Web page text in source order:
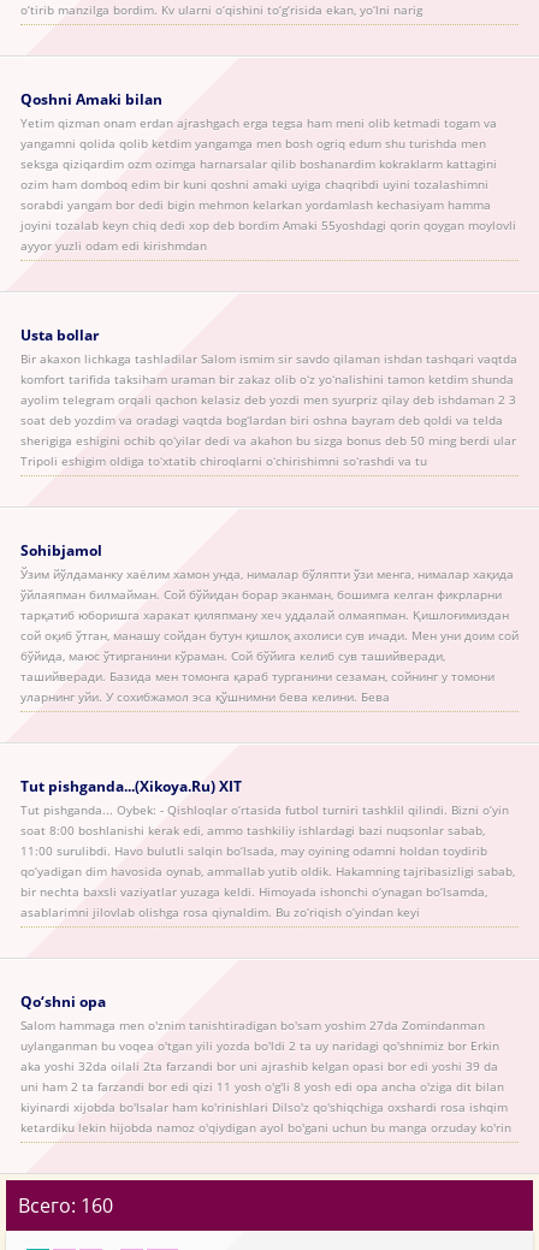
o‘tirib manzilga bordim. Kv ularni o‘qishini to‘g‘risida ekan, yo‘lni narig
Qoshni Amaki bilan
Yetim qizman onam erdan ajrashgach erga tegsa ham meni olib ketmadi togam va
yangamni qolida qolib ketdim yangamga men bosh ogriq edum shu turishda men
seksga qiziqardim ozm ozimga harnarsalar qilib boshanardim kokraklarm kattagini
ozim ham domboq edim bir kuni qoshni amaki uyiga chaqribdi uyini tozalashimni
sorabdi yangam bor dedi bigin mehmon kelarkan yordamlash kechasiyam hamma
joyini tozalab keyn chiq dedi xop deb bordim Amaki 55yoshdagi qorin qoygan moylovli
ayyor yuzli odam edi kirishmdan
Usta bollar
Bir akaxon lichkaga tashladilar Salom ismim sir savdo qilaman ishdan tashqari vaqtda
komfort tarifida taksiham uraman bir zakaz olib oʻz yoʻnalishini tamon ketdim shunda
ayolim telegram orqali qachon kelasiz deb yozdi men syurpriz qilay deb ishdaman 2 3
soat deb yozdim va oradagi vaqtda bogʻlardan biri oshna bayram deb qoldi va telda
sherigiga eshigini ochib qoʻyilar dedi va akahon bu sizga bonus deb 50 ming berdi ular
Tripoli eshigim oldiga toʻxtatib chiroqlarni oʻchirishimni soʻrashdi va tu
Sohibjamol
Ўзим йўлдаманку хаёлим хамон унда, нималар бўляпти ўзи менга, нималар хақида
ўйлаяпман билмайман. Сой бўйидан борар эканман, бошимга келган фикрларни
тарқатиб юборишга харакат қиляпману хеч уддалай олмаяпман. Қишлоғимиздан
сой оқиб ўтган, манашу сойдан бутун қишлоқ ахолиси сув ичади. Мен уни доим сой
бўйида, маюс ўтирганини кўраман. Сой бўйига келиб сув ташийверади,
ташийверади. Базида мен томонга қараб турганини сезаман, сойнинг у томони
уларнинг уйи. У сохибжамол эса қўшнимни бева келини. Бева
Tut pishganda...(Xikoya.Ru) XIT
Tut pishganda... Oybek: - Qishloqlar o‘rtasida futbol turniri tashklil qilindi. Bizni o‘yin
soat 8:00 boshlanishi kerak edi, ammo tashkiliy ishlardagi bazi nuqsonlar sabab,
11:00 surulibdi. Havo bulutli salqin bo‘lsada, may oyining odamni holdan toydirib
qo‘yadigan dim havosida oynab, ammallab yutib oldik. Hakamning tajribasizligi sabab,
bir nechta baxsli vaziyatlar yuzaga keldi. Himoyada ishonchi o‘ynagan bo‘lsamda,
asablarimni jilovlab olishga rosa qiynaldim. Bu zo‘riqish o‘yindan keyi
Qo‘shni opa
Salom hammaga men o'znim tanishtiradigan bo'sam yoshim 27da Zomindanman
uylanganman bu voqea o'tgan yili yozda bo'ldi 2 ta uy naridagi qo'shnimiz bor Erkin
aka yoshi 32da oilali 2ta farzandi bor uni ajrashib kelgan opasi bor edi yoshi 39 da
uni ham 2 ta farzandi bor edi qizi 11 yosh o'g'li 8 yosh edi opa ancha o'ziga dit bilan
kiyinardi xijobda bo'lsalar ham ko'rinishlari Dilso'z qo'shiqchiga oxshardi rosa ishqim
ketardiku lekin hijobda namoz o'qiydigan ayol bo'gani uchun bu manga orzuday ko'rin
Всего: 160